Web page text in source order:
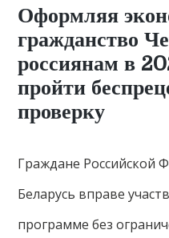
Оформляя
гражданство
россиянам в
пройти
проверку
Граждане Российской
Беларусь вправе
программе без